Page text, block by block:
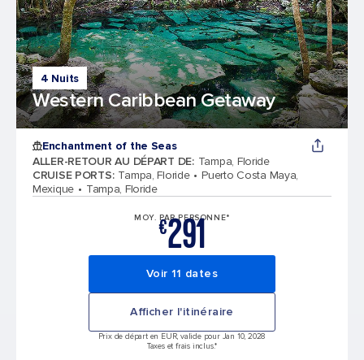
4 Nuits
Western Caribbean Getaway
Enchantment of the Seas
ALLER-RETOUR AU DÉPART DE: Tampa, Floride
CRUISE PORTS: Tampa, Floride
Puerto Costa Maya,
Mexique
Tampa, Floride
MOY. PAR PERSONNE*
€291
Voir 11 dates
Afficher l'itinéraire
Prix de départ en EUR, valide pour Jan 10, 2028
Taxes et frais inclus.*